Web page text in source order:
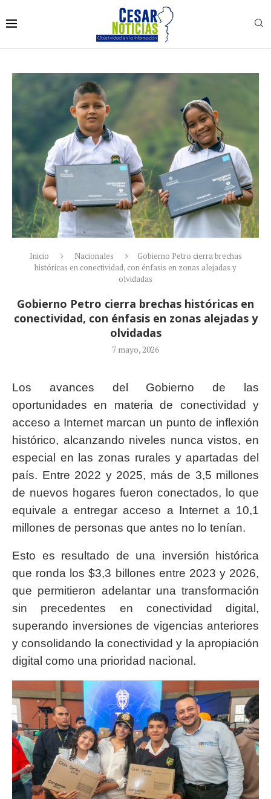
Inicio Nacionales
Gobierno Petro cierra brechas
históricas en conectividad, con énfasis en zonas alejadas y
olvidadas
Gobierno Petro cierra brechas históricas en
conectividad, con énfasis en zonas alejadas y
olvidadas
7 mayo, 2026
Los avances del Gobierno de las
oportunidades en materia de conectividad y
acceso a Internet marcan un punto de inflexión
histórico, alcanzando niveles nunca vistos, en
especial en las zonas rurales y apartadas del
país. Entre 2022 y 2025, más de 3,5 millones
de nuevos hogares fueron conectados, lo que
equivale a entregar acceso a Internet a 10,1
millones de personas que antes no lo tenían.
Esto es resultado de una inversión histórica
que ronda los $3,3 billones entre 2023 y 2026,
que permitieron adelantar una transformación
sin precedentes en conectividad digital,
superando inversiones de vigencias anteriores
y consolidando la conectividad y la apropiación
digital como una prioridad nacional.